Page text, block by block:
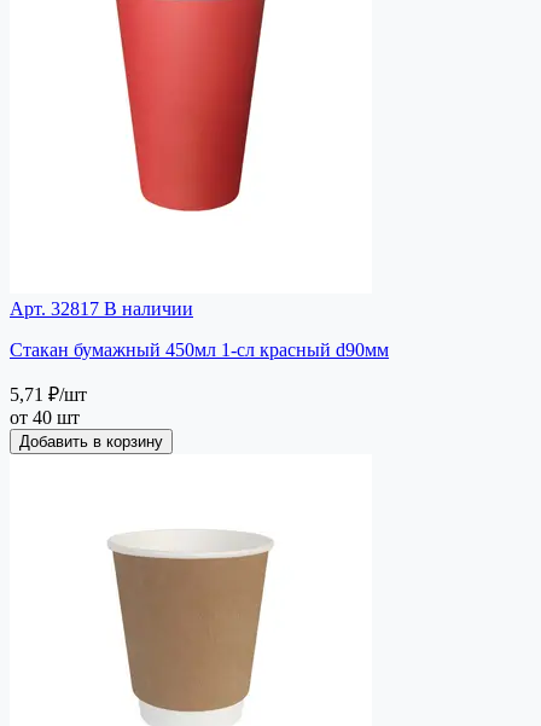
Арт. 32817 В наличии
Стакан бумажный 450мл 1-сл красный d90мм
5,71 ₽/шт
от 40 шт
Добавить в корзину